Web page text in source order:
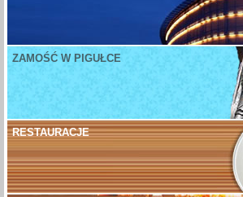
ZAMOŚĆ W PIGUŁCE
RESTAURACJE